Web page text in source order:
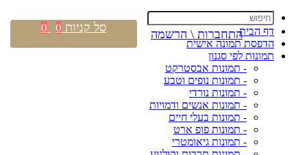
דף הבית
הדפסת תמונה אישית
תמונות לפי סגנון
- תמונות אבסטרקט
- תמונות נופים וטבע
- תמונות נורדי
- תמונות אנשים ודמויות
- תמונות בעלי חיים
- תמונות פופ ארט
- תמונות גיאומטרי
התחברות \ הרשמה סל קניות 0
0